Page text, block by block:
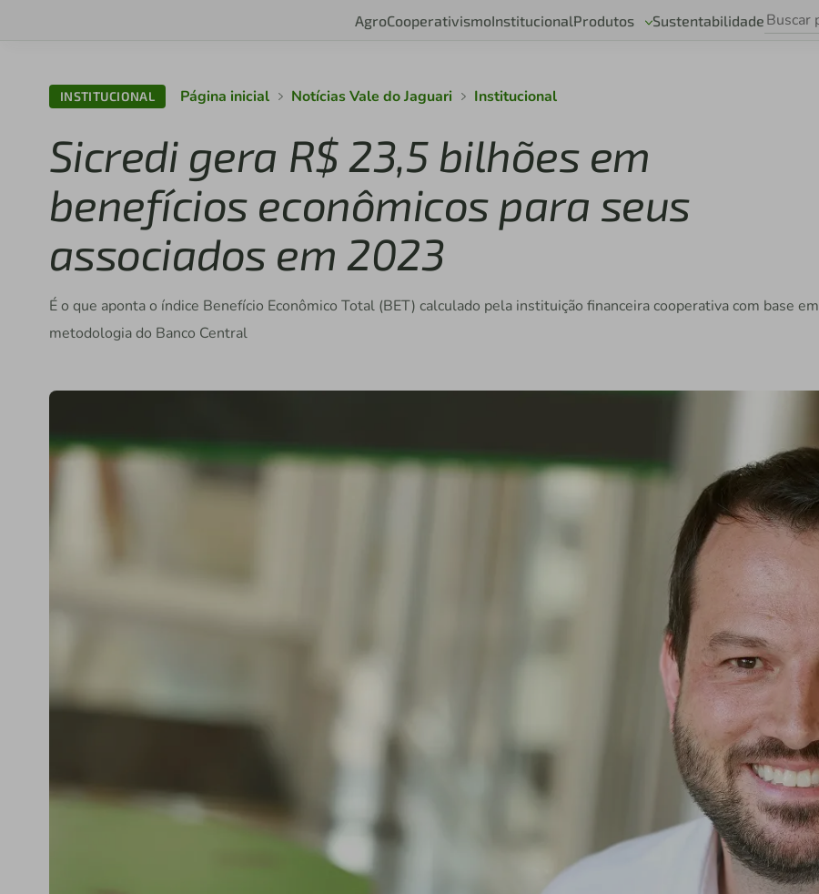
AgroCooperativismoInstitucionalProdutos Sustentabilidade
INSTITUCIONAL Página inicial Notícias Vale do Jaguari Institucional
Sicredi gera R$ 23,5 bilhões em
benefícios econômicos para seus
associados em 2023
É o que aponta o índice Benefício Econômico Total (BET) calculado pela instituição financeira cooperativa com base em
metodologia do Banco Central